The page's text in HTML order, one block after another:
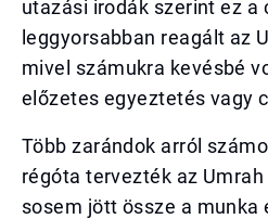
utazási irodák szerint ez a
leggyorsabban reagált az
mivel számukra kevésbé
előzetes egyeztetés vagy
Több zarándok arról
régóta tervezték az
sosem jött össze a munka